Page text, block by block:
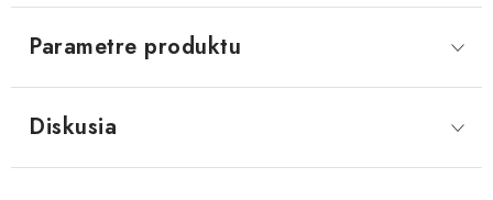
Parametre produktu
Diskusia